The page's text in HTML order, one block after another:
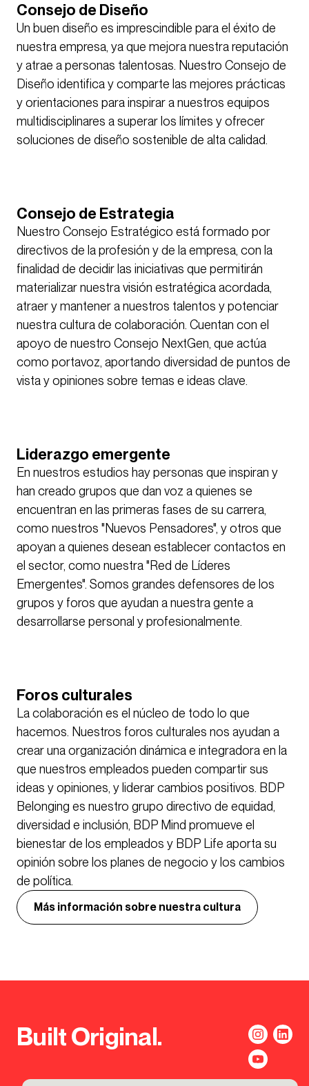
Consejo de Diseño
Un buen diseño es imprescindible para el éxito de
nuestra empresa, ya que mejora nuestra reputación
y atrae a personas talentosas. Nuestro Consejo de
Diseño identifica y comparte las mejores prácticas
y orientaciones para inspirar a nuestros equipos
multidisciplinares a superar los límites y ofrecer
soluciones de diseño sostenible de alta calidad.
Consejo de Estrategia
Nuestro Consejo Estratégico está formado por
directivos de la profesión y de la empresa, con la
finalidad de decidir las iniciativas que permitirán
materializar nuestra visión estratégica acordada,
atraer y mantener a nuestros talentos y potenciar
nuestra cultura de colaboración. Cuentan con el
apoyo de nuestro Consejo NextGen, que actúa
como portavoz, aportando diversidad de puntos de
vista y opiniones sobre temas e ideas clave.
Liderazgo emergente
En nuestros estudios hay personas que inspiran y
han creado grupos que dan voz a quienes se
encuentran en las primeras fases de su carrera,
como nuestros "Nuevos Pensadores", y otros que
apoyan a quienes desean establecer contactos en
el sector, como nuestra "Red de Líderes
Emergentes". Somos grandes defensores de los
grupos y foros que ayudan a nuestra gente a
desarrollarse personal y profesionalmente.
Foros culturales
La colaboración es el núcleo de todo lo que
hacemos. Nuestros foros culturales nos ayudan a
crear una organización dinámica e integradora en la
que nuestros empleados pueden compartir sus
ideas y opiniones, y liderar cambios positivos. BDP
Belonging es nuestro grupo directivo de equidad,
diversidad e inclusión, BDP Mind promueve el
bienestar de los empleados y BDP Life aporta su
opinión sobre los planes de negocio y los cambios
de política.
Más información sobre nuestra cultura
Built Original.